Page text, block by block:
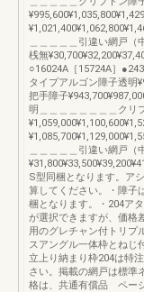
＿＿＿＿＿引違い網戸（
桟無
○16024A［15724A］
タイプアルゴン障子透明
把手障子
明＿＿＿＿＿＿＿＿クリ
＿＿＿＿＿引違い網戸
S型同梱となります。ア
算してください。・障子
梱となります。・204ア
が選択できますが、価格
用のグレチャン付トリプ
スアングル一体枠とねじ
立上り納まり枠204は特
さい。掲載の網戸は標準
格は、共通有償品 ペー